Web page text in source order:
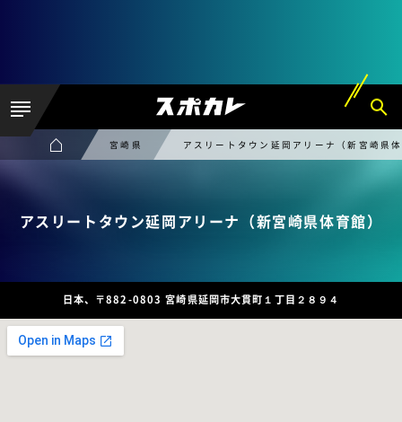
宮崎県 アスリートタウン延岡アリーナ（新宮崎県
アスリートタウン延岡アリーナ（新宮崎県体育館）
日本、〒882-0803 宮崎県延岡市大貫町１丁目２８９４